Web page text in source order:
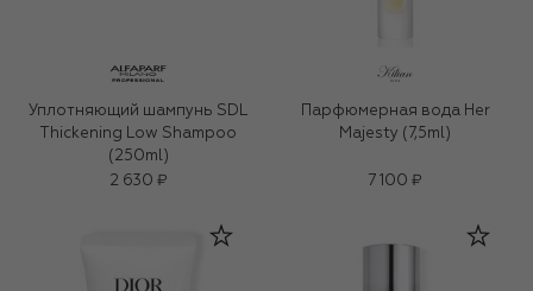
Уплотняющий шампунь SDL
Thickening Low Shampoo
(250ml)
2 630 ₽
Парфюмерная вода Her
Majesty (7,5ml)
7 100 ₽